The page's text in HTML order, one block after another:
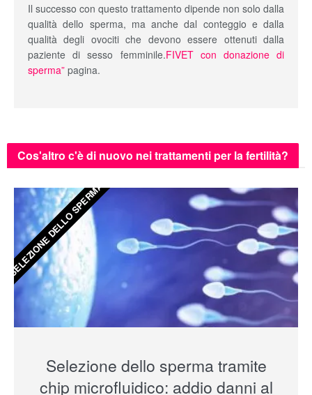
Il successo con questo trattamento dipende non solo dalla
qualità dello sperma, ma anche dal conteggio e dalla
qualità degli ovociti che devono essere ottenuti dalla
paziente di sesso femminile.FIVET con donazione di
sperma” pagina.
Cos'altro c'è di nuovo nei trattamenti per la fertilità?
Selezione dello sperma tramite
chip microfluidico: addio danni al
SELEZIONE DELLO SPERMA